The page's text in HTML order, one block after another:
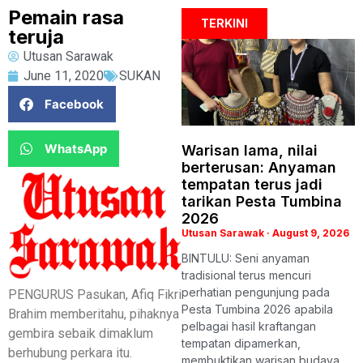
Pemain rasa
teruja
Utusan Sarawak
June 11, 2020
SUKAN
Facebook
WhatsApp
PENGURUS Pasukan, Afiq Fikri
Brahim memberitahu, pihaknya
gembira sebaik dimaklum
berhubung perkara itu.
TERKINI
Warisan lama, nilai
berterusan: Anyaman
tempatan terus jadi
tarikan Pesta Tumbina
2026
Utusan Sarawak August 9, 2026
BINTULU: Seni anyaman
tradisional terus mencuri
perhatian pengunjung pada
Pesta Tumbina 2026 apabila
pelbagai hasil kraftangan
tempatan dipamerkan,
membuktikan warisan budaya